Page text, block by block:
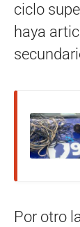
ciclo
haya
Por otro